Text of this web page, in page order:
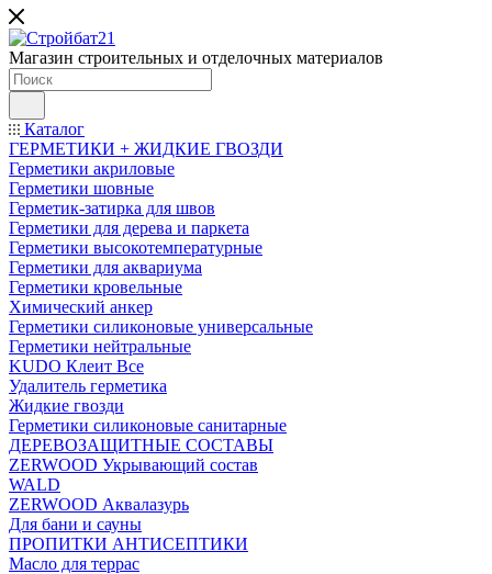
Магазин строительных и отделочных материалов
Каталог
ГЕРМЕТИКИ + ЖИДКИЕ ГВОЗДИ
Герметики акриловые
Герметики шовные
Герметик-затирка для швов
Герметики для дерева и паркета
Герметики высокотемпературные
Герметики для аквариума
Герметики кровельные
Химический анкер
Герметики силиконовые универсальные
Герметики нейтральные
KUDO Клеит Все
Удалитель герметика
Жидкие гвозди
Герметики силиконовые санитарные
ДЕРЕВОЗАЩИТНЫЕ СОСТАВЫ
ZERWOOD Укрывающий состав
WALD
ZERWOOD Аквалазурь
Для бани и сауны
ПРОПИТКИ АНТИСЕПТИКИ
Масло для террас